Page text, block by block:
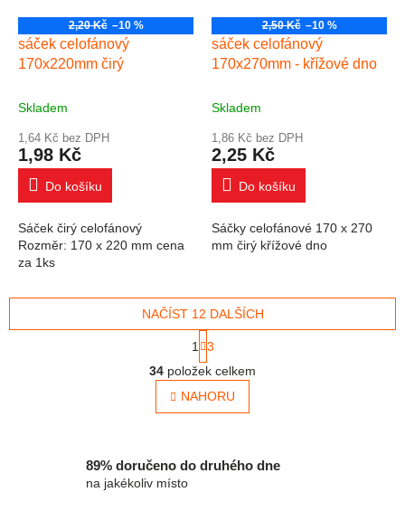
2,20 Kč –10 %
sáček celofánový
170x220mm čirý
Skladem
1,64 Kč bez DPH
1,98 Kč
Do košíku
Sáček čirý celofánový
Rozměr: 170 x 220 mm cena
za 1ks
2,50 Kč –10 %
sáček celofánový
170x270mm - křížové dno
Skladem
1,86 Kč bez DPH
2,25 Kč
Do košíku
Sáčky celofánové 170 x 270
mm čirý křížové dno
Ovládací prvky výpisu
NAČÍST 12 DALŠÍCH
1
3
34 položek celkem
NAHORU
89% doručeno do druhého dne
na jakékoliv místo